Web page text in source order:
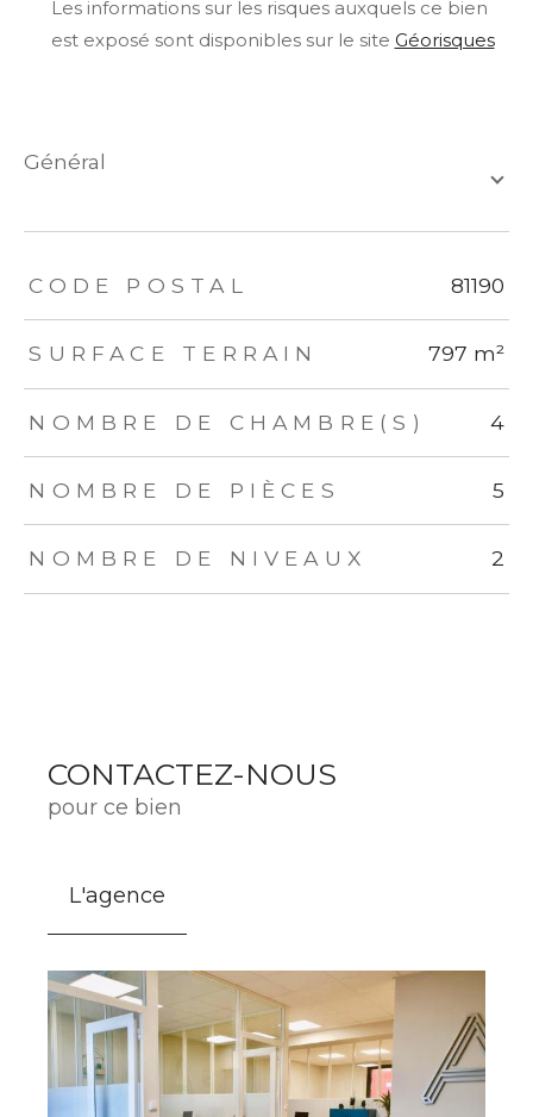
Les informations sur les risques auxquels ce bien
est exposé sont disponibles sur le site Géorisques
général
TRAD_ZEPHYR_Caracteristique TRAD_ZEPHYR_Valeurs
CODE POSTAL 81190
SURFACE TERRAIN 797 m²
NOMBRE DE CHAMBRE(S) 4
NOMBRE DE PIÈCES 5
NOMBRE DE NIVEAUX 2
CONTACTEZ-NOUS
pour ce bien
L'agence